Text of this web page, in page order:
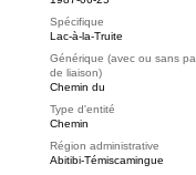
Spécifique
Lac-à-la-Truite
Générique (avec ou sans
de liaison)
Chemin du
Type d'entité
Chemin
Région administrative
Abitibi-Témiscamingue